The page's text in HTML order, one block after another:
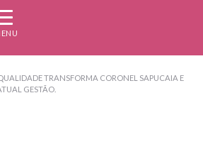
Expandir/recolher
navegação
TRANSFORMA CORONEL SAPUCAIA E
GESTÃO.